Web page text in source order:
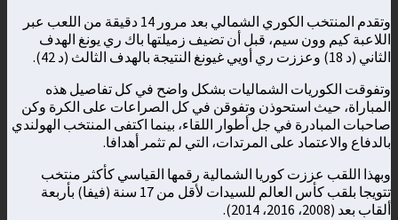
وتقدم المنتخب الكوري الشمالي بعد مرور 14 دقيقة من اللعب عبر
اللاعبة كيم وون سيم، قبل أن تضيف زميلتها باك ري يونغ الهدف
الثاني (د 18) وعززت ري أويي غيونغ النتيجة بالهدف الثالث (د 42).
وتفوقت الكوريات الشماليات بشكل واضح في كل تفاصيل هذه
المباراة، حيث استحوذن وتفوقن في كل الصراعات على الكرة وكن
صاحبات المبادرة في جل أطوار اللقاء، بينما اكتفى المنتخب الهولندي
بالدفاع والاعتماد على المرتدات، التي لم تثمر أهدافا.
وبهذا اللقب عززت كوريا الشمالية رقمها القياسي كأكثر منتخب
تتويجا بلقب كأس العالم للسيدات لأقل من 17 سنة (فيفا) بأربعة
ألقاب بعد (2008، 2016، 2014).